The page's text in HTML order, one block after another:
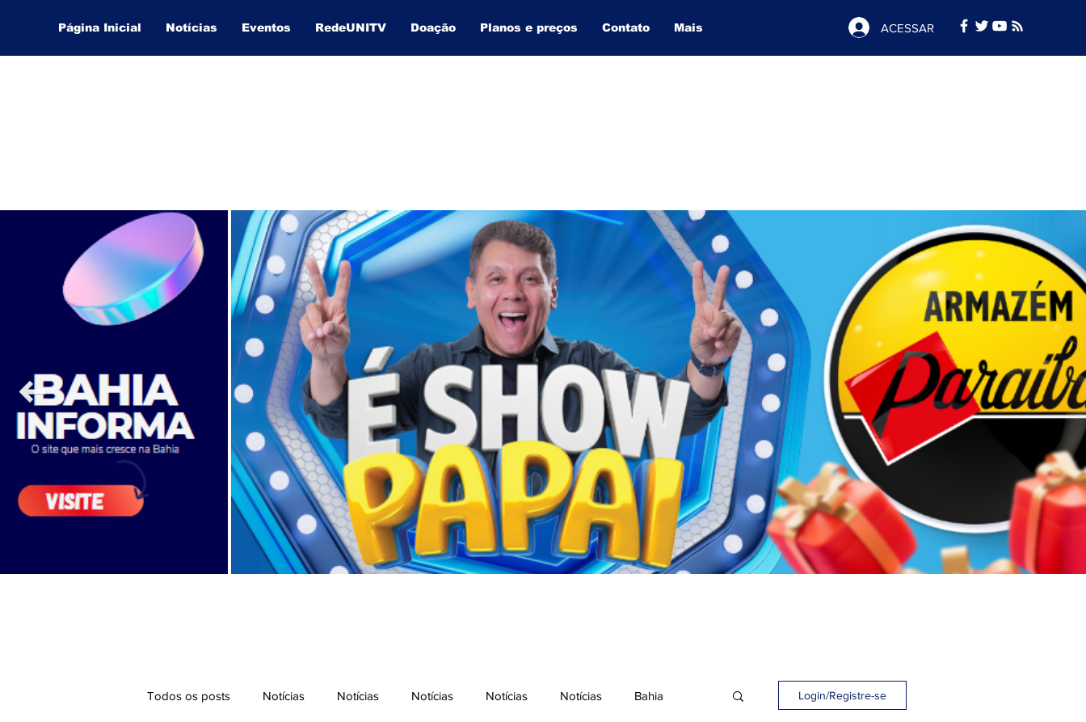
Página Inicial Notícias Eventos RedeUNITV Doação Planos e preços Contato Mais ACESSAR
Todos os posts Notícias Notícias Notícias Notícias Notícias Bahia Login/Registre-se